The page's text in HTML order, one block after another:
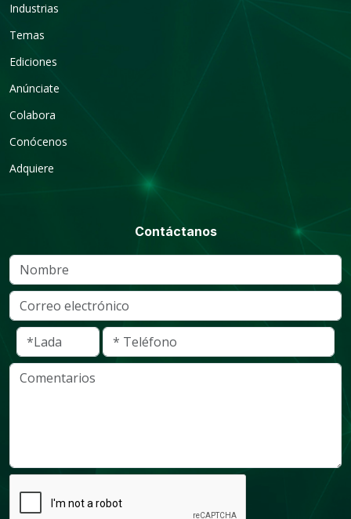
Industrias
Temas
Ediciones
Anúnciate
Colabora
Conócenos
Adquiere
Contáctanos